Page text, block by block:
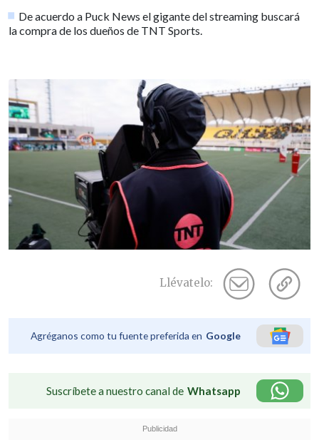
De acuerdo a Puck News el gigante del streaming buscará
la compra de los dueños de TNT Sports.
Llévatelo:
Agréganos como tu fuente preferida en Google
Suscríbete a nuestro canal de Whatsapp